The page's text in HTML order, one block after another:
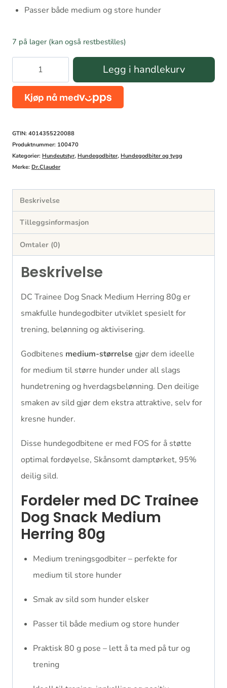
Passer både medium og store hunder
7 på lager (kan også restbestilles)
Trainee
Dog
Medium
Herring
80g
Legg i handlekurv
GTIN: 4014355220088
Produktnummer: 100470
Kategorier: Hundeutstyr, Hundegodbiter, Hundegodbiter og tygg
Merke: Dr.Clauder
Beskrivelse
Tilleggsinformasjon
Omtaler (0)
Beskrivelse
DC Trainee Dog Snack Medium Herring 80g er
smakfulle hundegodbiter utviklet spesielt for
trening, belønning og aktivisering.
Godbitenes medium-størrelse gjør dem ideelle
for medium til større hunder under all slags
hundetrening og hverdagsbelønning. Den deilige
smaken av sild gjør dem ekstra attraktive, selv for
kresne hunder.
Disse hundegodbitene er med FOS for å støtte
optimal fordøyelse, Skånsomt damptørket, 95%
deilig sild.
Fordeler med DC Trainee
Dog Snack Medium
Herring 80g
Medium treningsgodbiter – perfekte for
medium til store hunder
Smak av sild som hunder elsker
Passer til både medium og store hunder
Praktisk 80 g pose – lett å ta med på tur og
trening